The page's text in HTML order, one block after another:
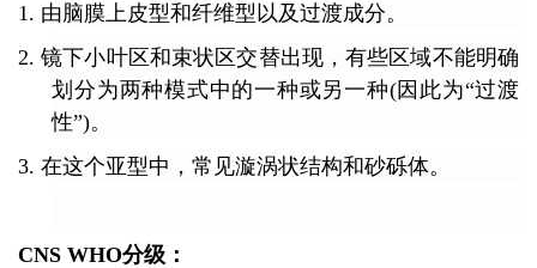
1. 由脑膜上皮型和纤维型以及过渡成分。
2. 镜下小叶区和束状区交替出现，有些区域不能明确
划分为两种模式中的一种或另一种(因此为“过渡
性”)。
3. 在这个亚型中，常见漩涡状结构和砂砾体。
CNS WHO分级：